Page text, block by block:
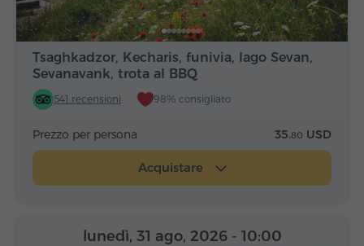
Tsaghkadzor, Kecharis, funivia, lago Sevan,
Sevanavank, trota al BBQ
541 recensioni 98% consigliato
Prezzo per persona 35.80 USD
Acquistare
lunedì, 31 ago, 2026 - 10:00